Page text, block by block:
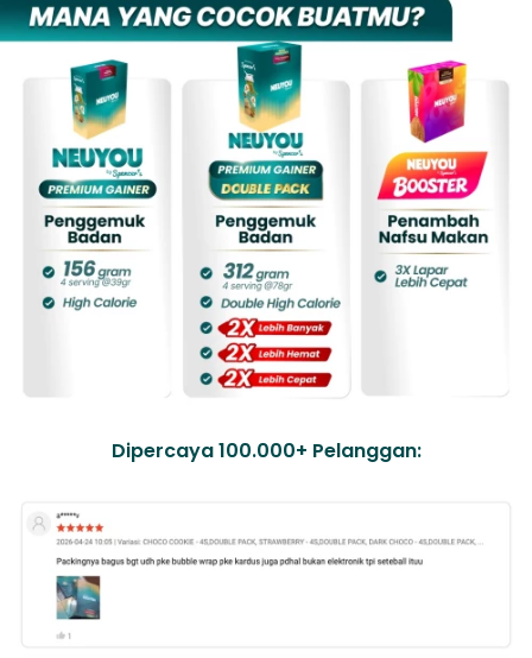
Dipercaya 100.000+ Pelanggan: